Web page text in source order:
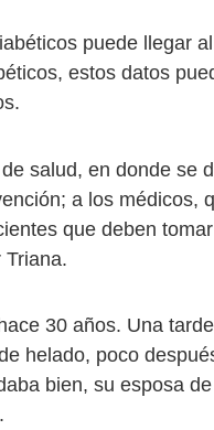
puede llegar
estos datos
salud, en donde se
a los médicos,
que deben
Triana.
30 años. Una
helado, poco
bien, su esposa